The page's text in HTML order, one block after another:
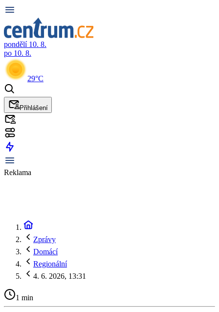
pondělí 10. 8.
po 10. 8.
29°C
Přihlášení
Reklama
Zprávy
Domácí
Regionální
4. 6. 2026, 13:31
1 min